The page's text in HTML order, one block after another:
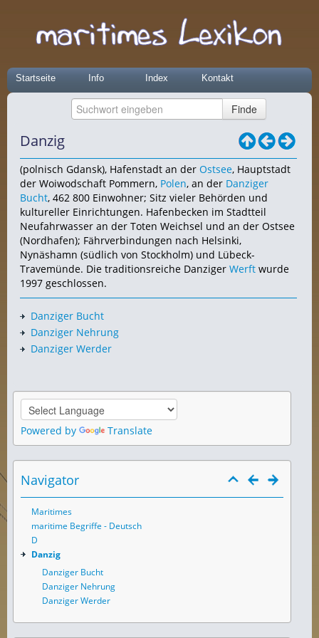
Startseite Info Index Kontakt
Danzig
(polnisch Gdansk), Hafenstadt an der Ostsee, Hauptstadt
der Woiwodschaft Pommern, Polen, an der Danziger
Bucht, 462 800 Einwohner; Sitz vieler Behörden und
kultureller Einrichtungen. Hafenbecken im Stadtteil
Neufahrwasser an der Toten Weichsel und an der Ostsee
(Nordhafen); Fährverbindungen nach Helsinki,
Nynäshamn (südlich von Stockholm) und Lübeck-
Travemünde. Die traditionsreiche Danziger Werft wurde
1997 geschlossen.
Danziger Bucht
Danziger Nehrung
Danziger Werder
Powered by Translate
Navigator
Maritimes
maritime Begriffe - Deutsch
D
Danzig
Danziger Bucht
Danziger Nehrung
Danziger Werder